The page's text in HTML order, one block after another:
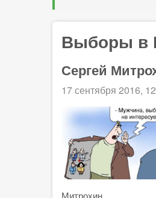
Выборы в
Сергей
17 сентября 2016,
Митрохин